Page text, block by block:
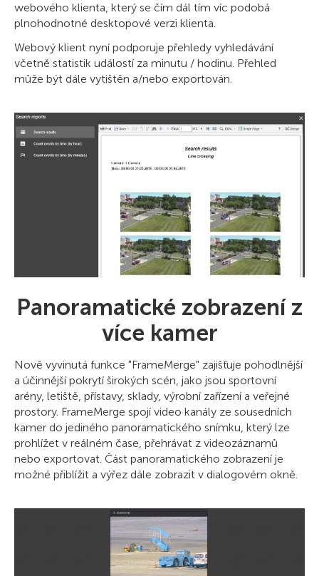
webového klienta, který se čím dál tím víc podobá
plnohodnotné desktopové verzi klienta.
Webový klient nyní podporuje přehledy vyhledávání
včetně statistik událostí za minutu / hodinu. Přehled
může být dále vytištěn a/nebo exportován.
Panoramatické zobrazení z
více kamer
Nově vyvinutá funkce "FrameMerge" zajišťuje pohodlnější
a účinnější pokrytí širokých scén, jako jsou sportovní
arény, letiště, přístavy, sklady, výrobní zařízení a veřejné
prostory. FrameMerge spojí video kanály ze sousedních
kamer do jediného panoramatického snímku, který lze
prohlížet v reálném čase, přehrávat z videozáznamů
nebo exportovat. Část panoramatického zobrazení je
možné přiblížit a výřez dále zobrazit v dialogovém okně.